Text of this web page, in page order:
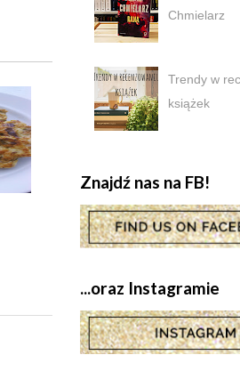
Chmielarz
Trendy w
książek
Znajdź nas na FB!
...oraz Instagramie